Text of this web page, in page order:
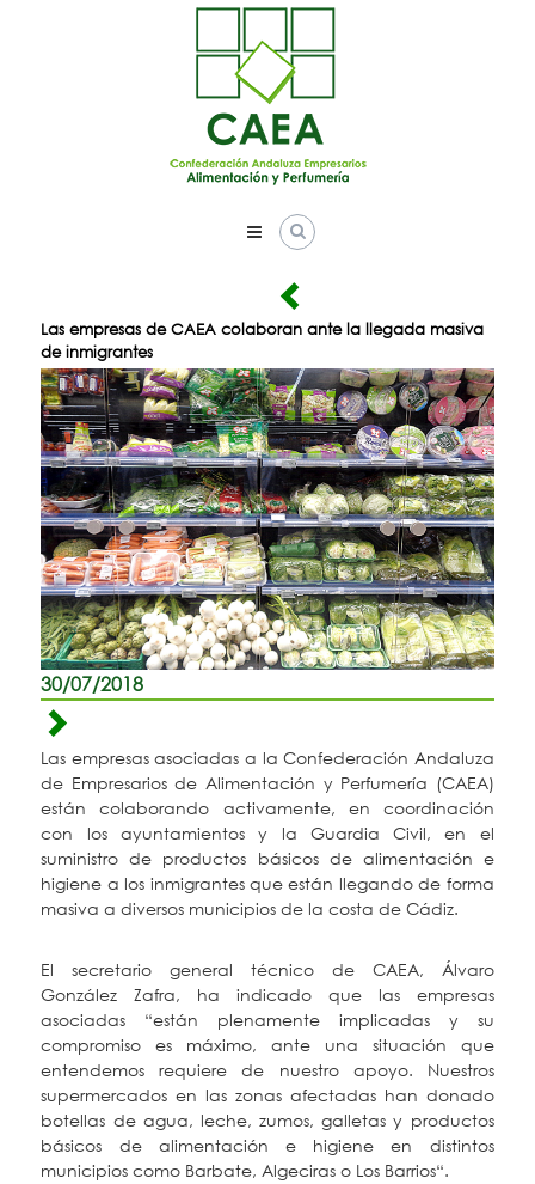
Las empresas de CAEA colaboran ante la llegada masiva
de inmigrantes
30/07/2018
Las empresas asociadas a la Confederación Andaluza
de Empresarios de Alimentación y Perfumería (CAEA)
están colaborando activamente, en coordinación
con los ayuntamientos y la Guardia Civil, en el
suministro de productos básicos de alimentación e
higiene a los inmigrantes que están llegando de forma
masiva a diversos municipios de la costa de Cádiz.
El secretario general técnico de CAEA, Álvaro
González Zafra, ha indicado que las empresas
asociadas “están plenamente implicadas y su
compromiso es máximo, ante una situación que
entendemos requiere de nuestro apoyo. Nuestros
supermercados en las zonas afectadas han donado
botellas de agua, leche, zumos, galletas y productos
básicos de alimentación e higiene en distintos
municipios como Barbate, Algeciras o Los Barrios“.